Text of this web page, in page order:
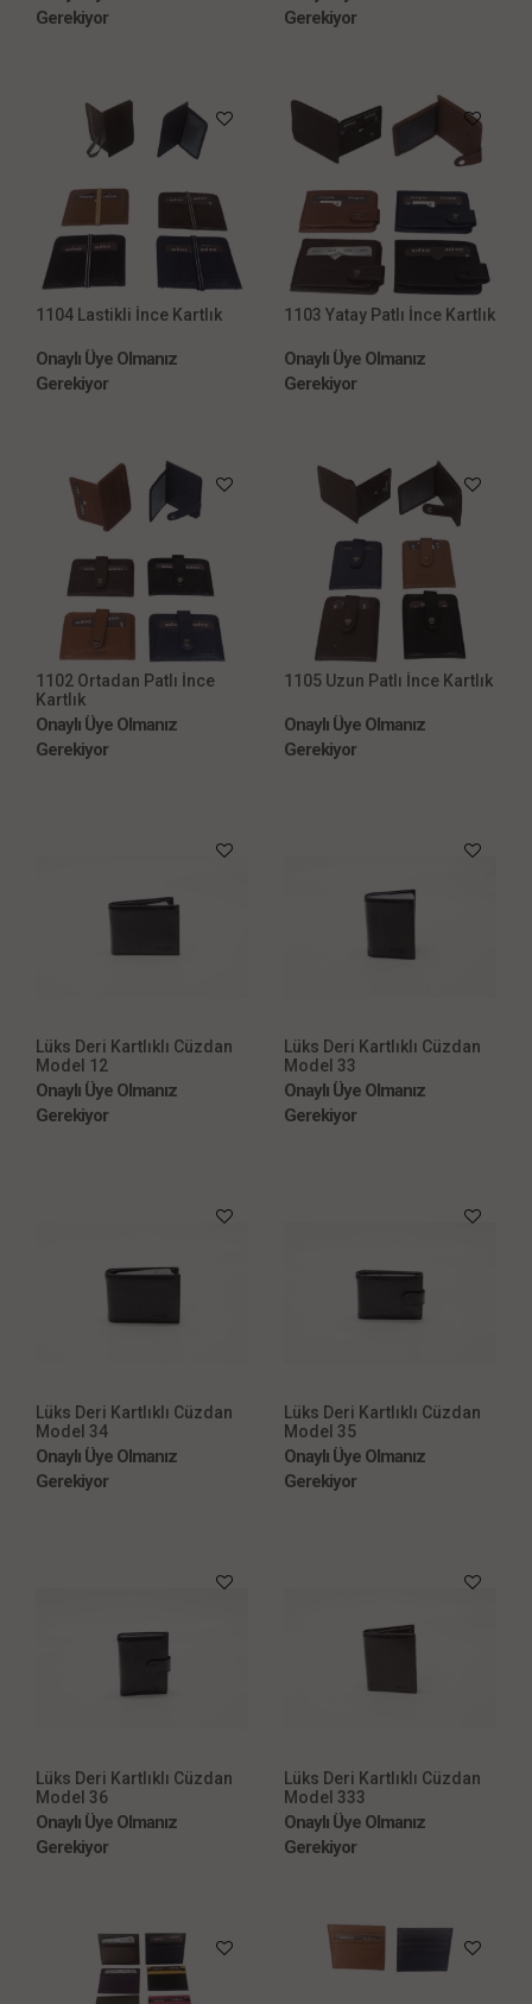
Gerekiyor
Gerekiyor
1104 Lastikli İnce Kartlık
Onaylı Üye Olmanız
Gerekiyor
1103 Yatay Patlı İnce Kartlık
Onaylı Üye Olmanız
Gerekiyor
1102 Ortadan Patlı İnce
Kartlık
Onaylı Üye Olmanız
Gerekiyor
1105 Uzun Patlı İnce Kartlık
Onaylı Üye Olmanız
Gerekiyor
Lüks Deri Kartlıklı Cüzdan
Model 12
Onaylı Üye Olmanız
Gerekiyor
Lüks Deri Kartlıklı Cüzdan
Model 33
Onaylı Üye Olmanız
Gerekiyor
Lüks Deri Kartlıklı Cüzdan
Model 34
Onaylı Üye Olmanız
Gerekiyor
Lüks Deri Kartlıklı Cüzdan
Model 35
Onaylı Üye Olmanız
Gerekiyor
Lüks Deri Kartlıklı Cüzdan
Model 36
Onaylı Üye Olmanız
Gerekiyor
Lüks Deri Kartlıklı Cüzdan
Model 333
Onaylı Üye Olmanız
Gerekiyor